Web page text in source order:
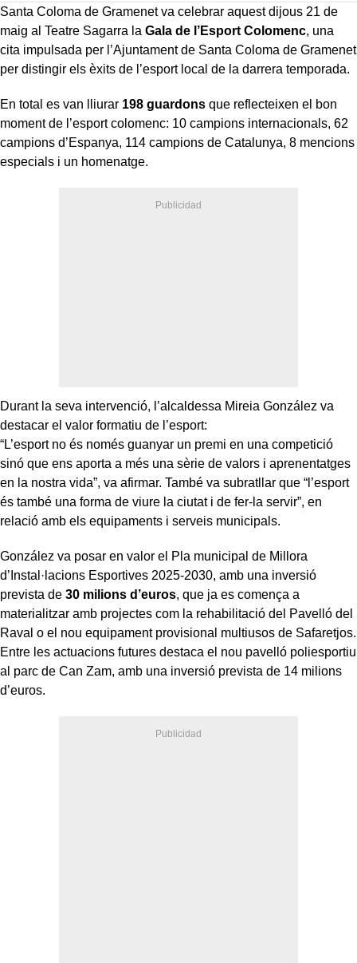
Santa Coloma de Gramenet va celebrar aquest dijous 21 de
maig al Teatre Sagarra la Gala de l’Esport Colomenc, una
cita impulsada per l’Ajuntament de Santa Coloma de Gramenet
per distingir els èxits de l’esport local de la darrera temporada.
En total es van lliurar 198 guardons que reflecteixen el bon
moment de l’esport colomenc: 10 campions internacionals, 62
campions d’Espanya, 114 campions de Catalunya, 8 mencions
especials i un homenatge.
Durant la seva intervenció, l’alcaldessa Mireia González va
destacar el valor formatiu de l’esport:
“L’esport no és només guanyar un premi en una competició
sinó que ens aporta a més una sèrie de valors i aprenentatges
en la nostra vida”, va afirmar. També va subratllar que “l’esport
és també una forma de viure la ciutat i de fer-la servir”, en
relació amb els equipaments i serveis municipals.
González va posar en valor el Pla municipal de Millora
d’Instal·lacions Esportives 2025-2030, amb una inversió
prevista de 30 milions d’euros, que ja es comença a
materialitzar amb projectes com la rehabilitació del Pavelló del
Raval o el nou equipament provisional multiusos de Safaretjos.
Entre les actuacions futures destaca el nou pavelló poliesportiu
al parc de Can Zam, amb una inversió prevista de 14 milions
d’euros.